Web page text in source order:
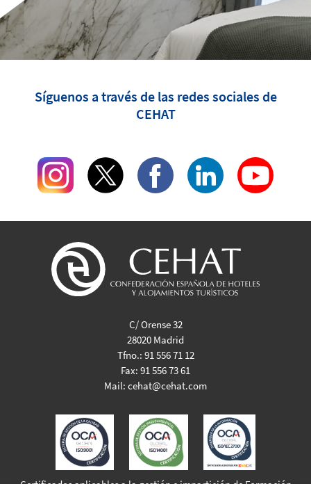
Síguenos a través de las redes sociales de
CEHAT
C/ Orense 32
28020 Madrid
Tfno.: 91 556 71 12
Fax: 91 556 73 61
Mail: cehat@cehat.com